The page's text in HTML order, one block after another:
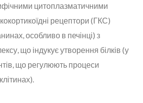
цитоплазматичними
рецептори (ГКС)
особливо в печінці) з
що індукує утворення білків (у
що регулюють процеси